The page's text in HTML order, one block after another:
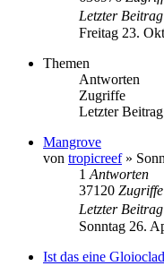
Letzter Beitrag
Freitag 23.
Themen
Antworten
Zugriffe
Letzter Beitrag
Mangrove
von tropicreef»
1 Antworten
37120 Zugriffe
Letzter Beitrag
Sonntag 26.
Ist das eine